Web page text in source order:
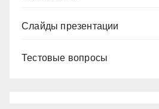
Слайды презентации
Тестовые вопросы